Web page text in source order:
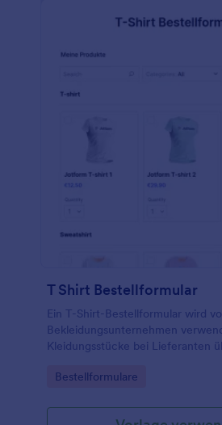
T Shirt Bestellformular
Ein T-Shirt-Bestellformular wird
Bekleidungsunternehmen
Kleidungsstücke bei Lieferanten
Go to Category:
Bestellformulare